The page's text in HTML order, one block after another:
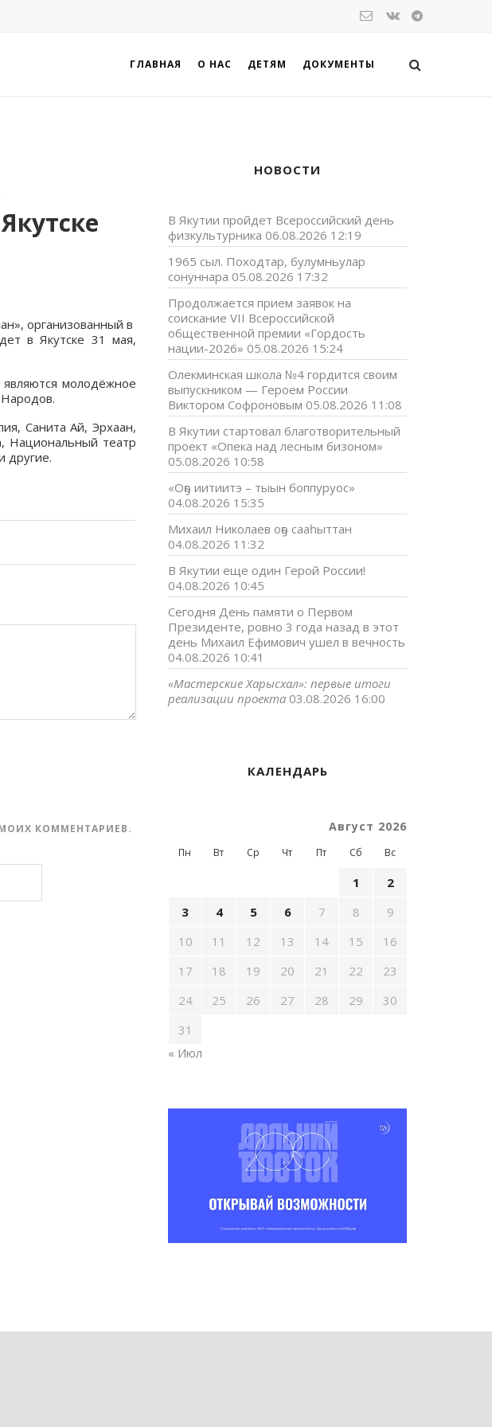
ГЛАВНАЯ О НАС ДЕТЯМ ДОКУМЕНТЫ
организованный в
в Якутске 31 мая,
молодёжное
Санита Ай, Эрхаан,
Национальный театр
другие.
КОММЕНТАРИЕВ.
НОВОСТИ
В Якутии пройдет Всероссийский день
физкультурника 06.08.2026 12:19
1965 сыл. Походтар, булумньулар
сонуннара 05.08.2026 17:32
Продолжается прием заявок на
соискание VII Всероссийской
общественной премии «Гордость
нации-2026» 05.08.2026 15:24
Олекминская школа №4 гордится своим
выпускником — Героем России
Виктором Софроновым 05.08.2026 11:08
В Якутии стартовал благотворительный
проект «Опека над лесным бизоном»
05.08.2026 10:58
«Оҕо иитиитэ – тыын боппуруос»
04.08.2026 15:35
Михаил Николаев оҕо сааһыттан
04.08.2026 11:32
В Якутии еще один Герой России!
04.08.2026 10:45
Сегодня День памяти о Первом
Президенте, ровно 3 года назад в этот
день Михаил Ефимович ушел в вечность
04.08.2026 10:41
«Мастерские Харысхал»: первые итоги
реализации проекта 03.08.2026 16:00
КАЛЕНДАРЬ
Август 2026
Пн Вт Ср Чт Пт Сб Вс
1
2
3
4 5 6 7 8
9
10
11 12 13 14 15
16
17
18 19 20 21 22
23
24
25 26 27 28 29
30
31
« Июл